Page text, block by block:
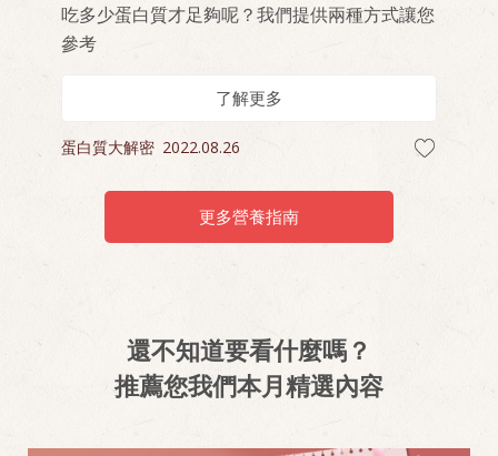
吃多少蛋白質才足夠呢？我們提供兩種方式讓您
參考
了解更多
蛋白質大解密 2022.08.26
更多營養指南
還不知道要看什麼嗎？
推薦您我們本月精選內容